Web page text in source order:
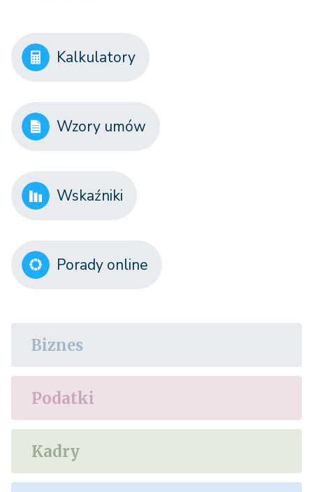
Kalkulatory
Wzory umów
Wskaźniki
Porady online
Biznes
Podatki
Kadry